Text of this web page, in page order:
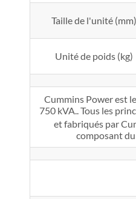
Taille de l'unité (mm)
Unité de poids (kg)
Cummins Power est
750 kVA.. Tous les
et fabriqués par
composant